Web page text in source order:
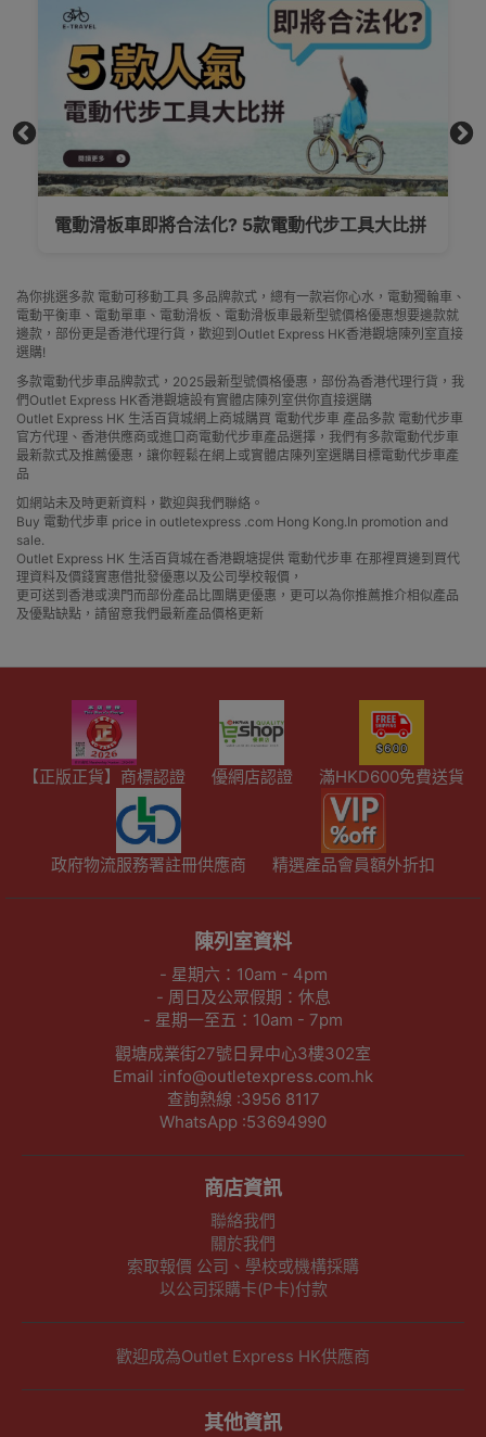
電動滑板車即將合法化? 5款電動代步工具大比拼
為你挑選多款 電動可移動工具 多品牌款式，總有一款岩你心水，電動獨輪車、
電動平衡車、電動單車、電動滑板、電動滑板車最新型號價格優惠想要邊款就
邊款，部份更是香港代理行貨，歡迎到Outlet Express HK香港觀塘陳列室直接
選購!
多款電動代步車品牌款式，2025最新型號價格優惠，部份為香港代理行貨，我
們Outlet Express HK香港觀塘設有實體店陳列室供你直接選購
Outlet Express HK 生活百貨城網上商城購買 電動代步車 產品多款 電動代步車
官方代理、香港供應商或進口商電動代步車產品選擇，我們有多款電動代步車
最新款式及推薦優惠，讓你輕鬆在網上或實體店陳列室選購目標電動代步車產
品
如網站未及時更新資料，歡迎與我們聯絡。
Buy 電動代步車 price in outletexpress .com Hong Kong.In promotion and
sale.
Outlet Express HK 生活百貨城在香港觀塘提供 電動代步車 在那裡買邊到買代
理資料及價錢實惠借批發優惠以及公司學校報價，
更可送到香港或澳門而部份產品比團購更優惠，更可以為你推薦推介相似產品
及優點缺點，請留意我們最新產品價格更新
【正版正貨】商標認證 優網店認證 滿HKD600免費送貨
政府物流服務署註冊供應商 精選產品會員額外折扣
陳列室資料
- 星期六：10am - 4pm
- 周日及公眾假期：休息
- 星期一至五：10am - 7pm
觀塘成業街27號日昇中心3樓302室
Email :info@outletexpress.com.hk
查詢熱線 :3956 8117
WhatsApp :53694990
商店資訊
聯絡我們
關於我們
索取報價 公司、學校或機構採購
以公司採購卡(P卡)付款
歡迎成為Outlet Express HK供應商
其他資訊